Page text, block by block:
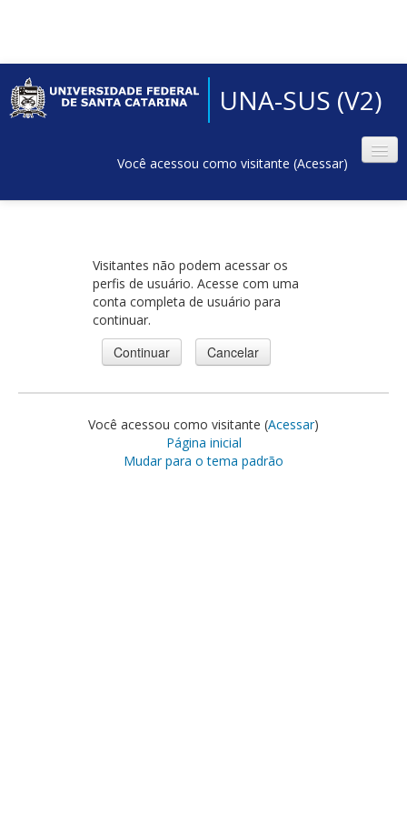
UNA-SUS (V2)
Você acessou como visitante (Acessar)
Visitantes não podem acessar os
perfis de usuário. Acesse com uma
conta completa de usuário para
continuar.
Você acessou como visitante (Acessar)
Página inicial
Mudar para o tema padrão